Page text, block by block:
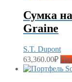
Сумка
Graine
S.T. Dupont
63,360.00₽